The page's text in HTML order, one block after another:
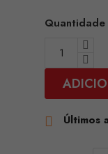
Quantidade
 Últimos